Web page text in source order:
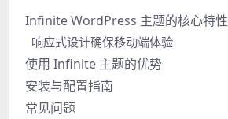
Infinite WordPress 主题的核心特性
响应式设计确保移动端体验
使用 Infinite 主题的优势
安装与配置指南
常见问题